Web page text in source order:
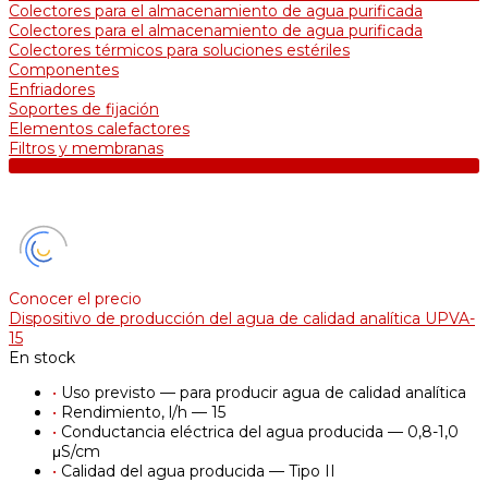
Colectores para el almacenamiento de agua purificada
Colectores para el almacenamiento de agua purificada
Colectores térmicos para soluciones estériles
Componentes
Enfriadores
Soportes de fijación
Elementos calefactores
Filtros y membranas
Conocer el precio
Dispositivo de producción del agua de calidad analítica UPVA-
15
En stock
• Uso previsto — para producir agua de calidad analítica
• Rendimiento, l/h — 15
• Conductancia eléctrica del agua producida — 0,8-1,0
μS/cm
• Calidad del agua producida — Tipo II